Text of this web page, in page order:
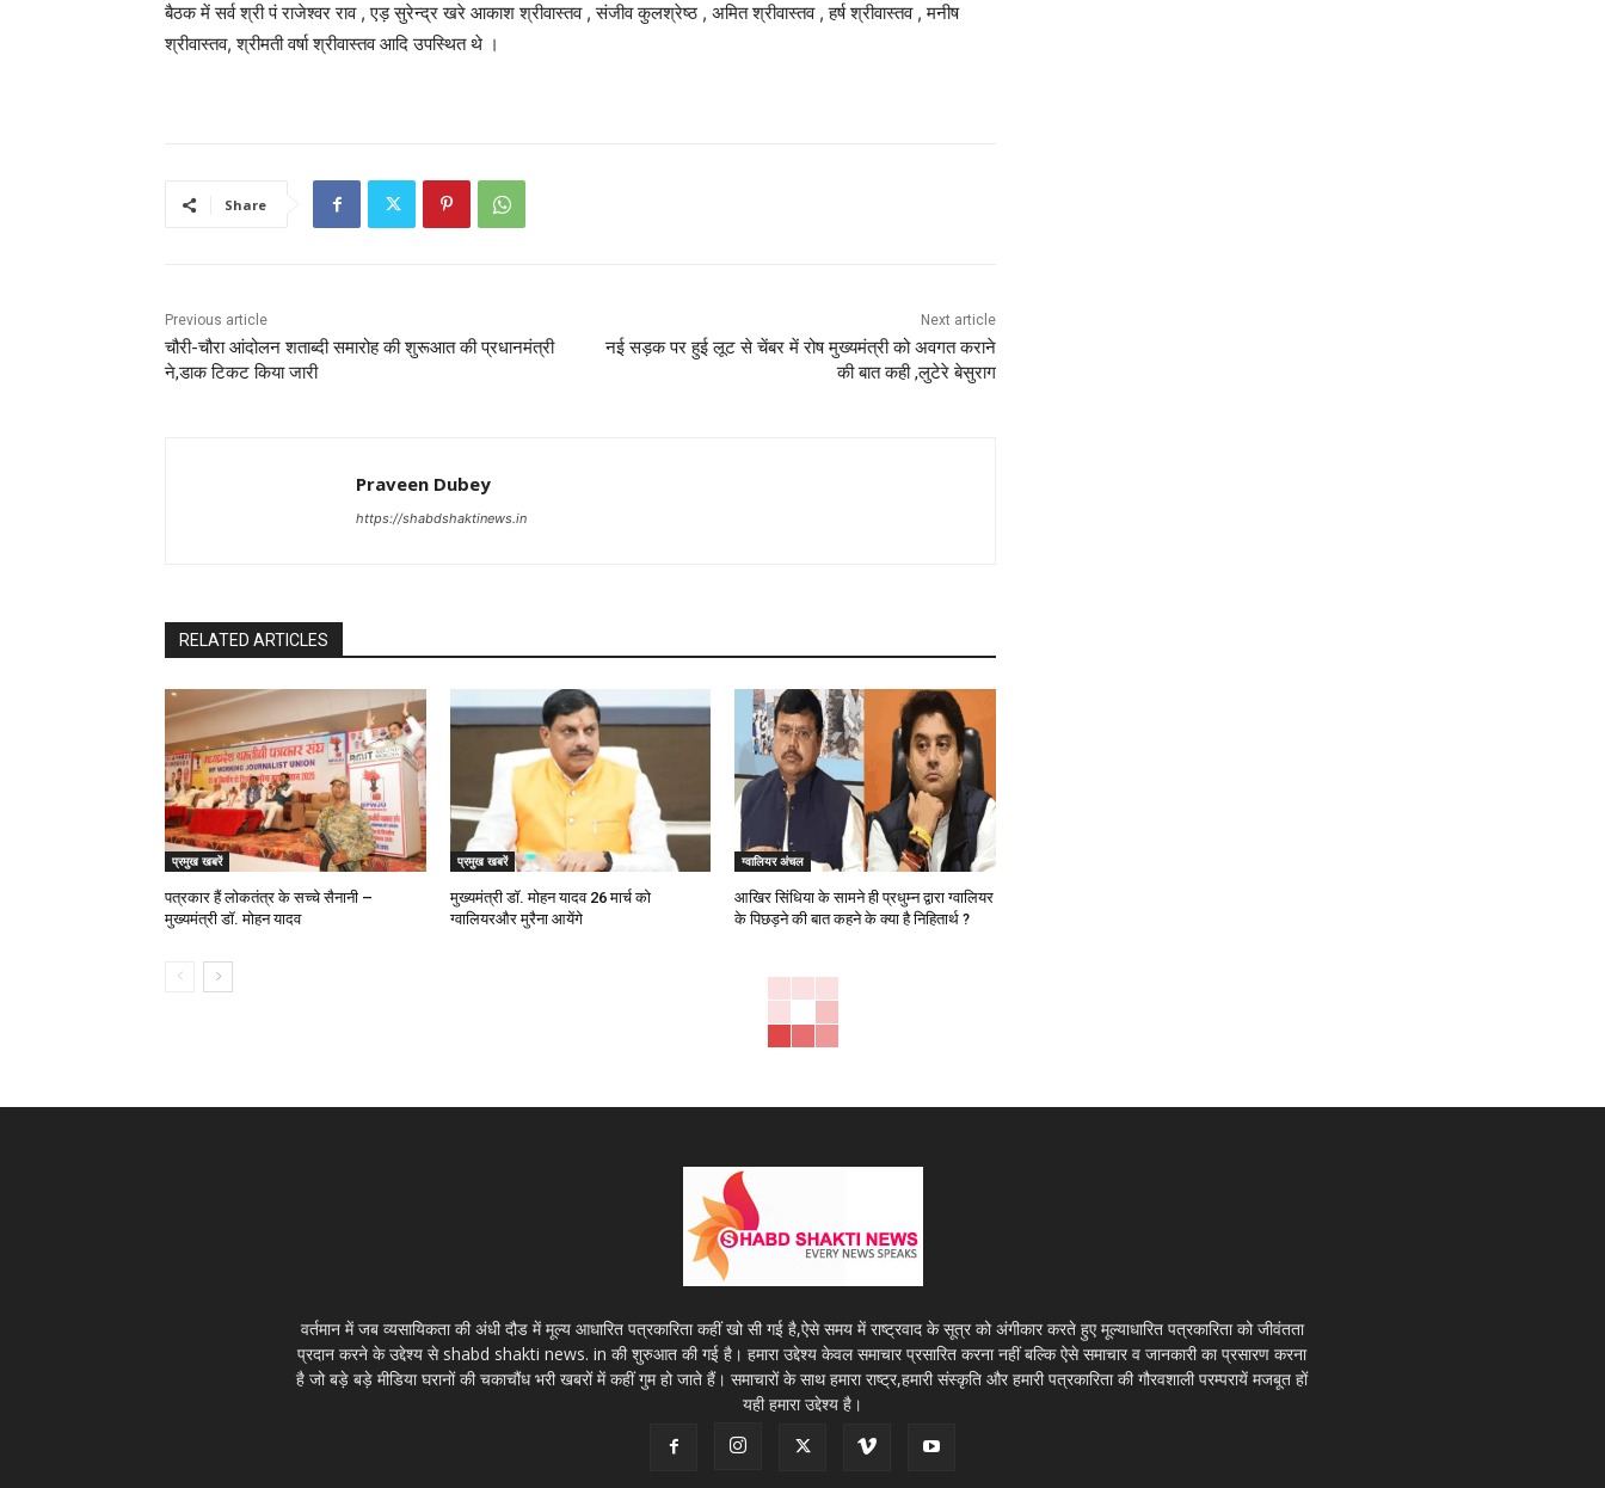
बैठक में सर्व श्री पं राजेश्वर राव , एड़ सुरेन्द्र खरे आकाश श्रीवास्तव , संजीव कुलश्रेष्ठ , अमित श्रीवास्तव , हर्ष श्रीवास्तव , मनीष
श्रीवास्तव, श्रीमती वर्षा श्रीवास्तव आदि उपस्थित थे ।
Share
Previous article
चौरी-चौरा आंदोलन शताब्दी समारोह की शुरूआत की प्रधानमंत्री
ने,डाक टिकट किया जारी
Next article
नई सड़क पर हुई लूट से चेंबर में रोष मुख्यमंत्री को अवगत कराने
की बात कही ,लुटेरे बेसुराग
Praveen Dubey
https://shabdshaktinews.in
RELATED ARTICLES
प्रमुख खबरें
पत्रकार हैं लोकतंत्र के सच्चे सैनानी –
मुख्यमंत्री डॉ. मोहन यादव
प्रमुख खबरें
मुख्यमंत्री डॉ. मोहन यादव 26 मार्च को
ग्वालियरऔर मुरैना आयेंगे
ग्वालियर अंचल
आखिर सिंधिया के सामने ही प्रधुम्न द्वारा ग्वालियर
के पिछड़ने की बात कहने के क्या है निहितार्थ ?
वर्तमान में जब व्यसायिकता की अंधी दौड में मूल्य आधारित पत्रकारिता कहीं खो सी गई है,ऐसे समय में राष्ट्रवाद के सूत्र को अंगीकार करते हुए मूल्याधारित पत्रकारिता को जीवंतता
प्रदान करने के उद्देश्य से shabd shakti news. in की शुरुआत की गई है। हमारा उद्देश्य केवल समाचार प्रसारित करना नहीं बल्कि ऐसे समाचार व जानकारी का प्रसारण करना
है जो बड़े बड़े मीडिया घरानों की चकाचौंध भरी खबरों में कहीं गुम हो जाते हैं। समाचारों के साथ हमारा राष्ट्र,हमारी संस्कृति और हमारी पत्रकारिता की गौरवशाली परम्परायें मजबूत हों
यही हमारा उद्देश्य है।